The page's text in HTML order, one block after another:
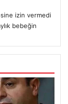
izin vermedi
bebeğin